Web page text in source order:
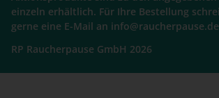
einzeln erhältlich. Für Ihre Bestellung
gerne eine E-Mail an
RP Raucherpause GmbH 2026